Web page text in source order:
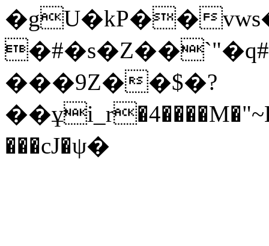
�gU�kP��
���9Z��$�?
���cJ�ψ�